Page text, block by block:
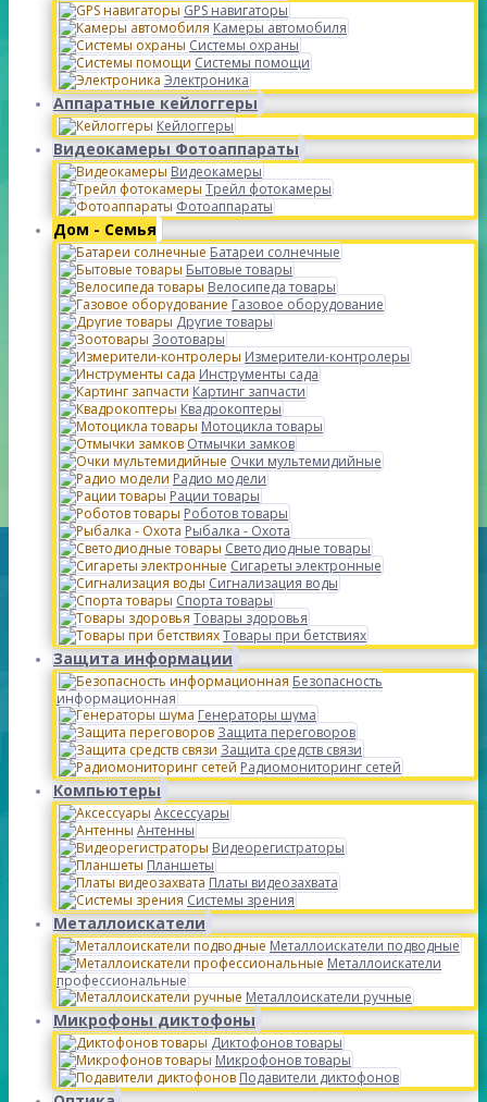
GPS навигаторы
Камеры автомобиля
Системы охраны
Системы помощи
Электроника
Аппаратные кейлоггеры
Кейлоггеры
Видеокамеры Фотоаппараты
Видеокамеры
Трейл фотокамеры
Фотоаппараты
Дом - Семья
Батареи солнечные
Бытовые товары
Велосипеда товары
Газовое оборудование
Другие товары
Зоотовары
Измерители-контролеры
Инструменты сада
Картинг запчасти
Квадрокоптеры
Мотоцикла товары
Отмычки замков
Очки мультемидийные
Радио модели
Рации товары
Роботов товары
Рыбалка - Охота
Светодиодные товары
Сигареты электронные
Сигнализация воды
Спорта товары
Товары здоровья
Товары при бетствиях
Защита информации
Безопасность
информационная
Генераторы шума
Защита переговоров
Защита средств связи
Радиомониторинг сетей
Компьютеры
Аксессуары
Антенны
Видеорегистраторы
Планшеты
Платы видеозахвата
Системы зрения
Металлоискатели
Металлоискатели подводные
Металлоискатели
профессиональные
Металлоискатели ручные
Микрофоны диктофоны
Диктофонов товары
Микрофонов товары
Подавители диктофонов